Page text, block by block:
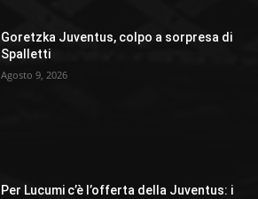
Goretzka Juventus, colpo a sorpresa di
Spalletti
Agosto 9, 2026
Per Lucumi c’è l’offerta della Juventus: i